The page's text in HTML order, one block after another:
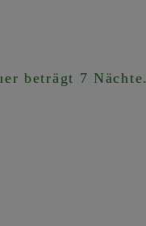
beträgt 7 Nächte.